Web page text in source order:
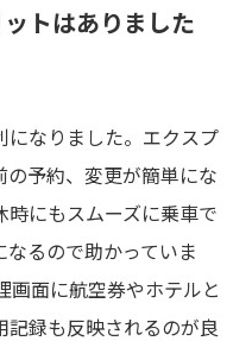
トはありました
なりました。エクスプ
の予約、変更が簡単にな
時にもスムーズに乗車で
るので助かっていま
画面に航空券やホテルと
記録も反映されるのが良